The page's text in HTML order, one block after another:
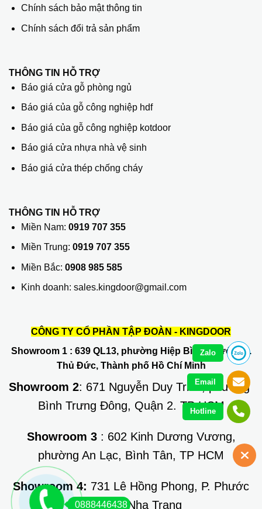
Chính sách bảo mật thông tin
Chính sách đổi trả sản phẩm
THÔNG TIN HỖ TRỢ
Báo giá cửa gỗ phòng ngủ
Báo giá của gỗ công nghiệp hdf
Báo giá của gỗ công nghiệp kotdoor
Báo giá cửa nhựa nhà vệ sinh
Báo giá cửa thép chống cháy
THÔNG TIN HỖ TRỢ
Miền Nam: 0919 707 355
Miền Trung: 0919 707 355
Miền Bắc: 0908 985 585
Kinh doanh: sales.kingdoor@gmail.com
CÔNG TY CỔ PHẦN TẬP ĐOÀN - KINGDOOR
Showroom 1: 639 QL13, phường Hiệp Bình Phước, Q.
Thủ Đức, Thành phố Hồ Chí Minh
Showroom 2: 671 Nguyễn Duy Trinh, phường
Bình Trưng Đông, Quận 2. TP HCM
Showroom 3: 602 Kinh Dương Vương,
phường An Lạc, Bình Tân, TP HCM
Showroom 4: 731 Lê Hồng Phong, P. Phước
Long, TP Nha Trang
0888446438
Zalo
Email
Hotline